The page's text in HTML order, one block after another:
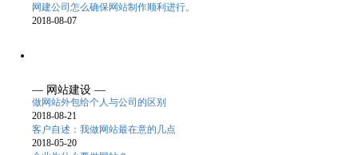
网建公司怎么确保网站制作顺利进行。
2018-08-07
— 网站建设 —
做网站外包给个人与公司的区别
2018-08-21
客户自述：我做网站最在意的几点
2018-05-20